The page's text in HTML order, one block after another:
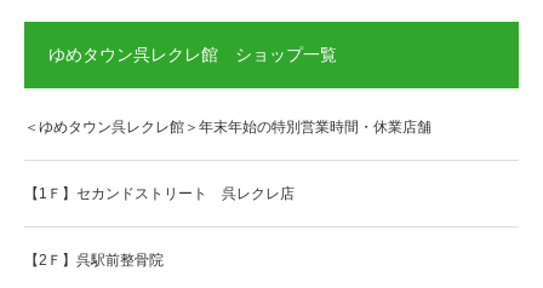
ゆめタウン呉レクレ館 ショップ一覧
＜ゆめタウン呉レクレ館＞年末年始の特別営業時間・休業店舗
【1Ｆ】セカンドストリート 呉レクレ店
【2Ｆ】呉駅前整骨院